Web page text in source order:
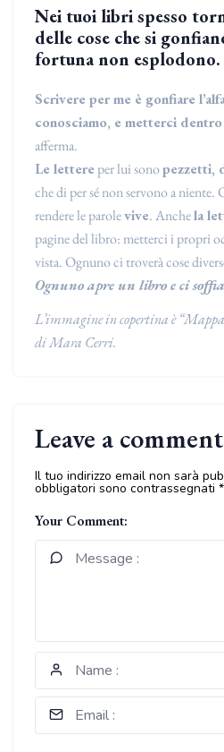
Nei tuoi libri spesso
delle cose che si
fortuna non esplodono.
Scrivere per me è gonfiare
conosciamo, e metterci
afferma.
Le lettere per lui sonopezzetti,
che di per sé non servono a niente.
rendere le parolevive. Anchela
pagine del libro: metterci i propri
vista. Ognuno ci troverà cose
Ognuno apre un libro e ci
L’immagine in copertina è
di Mara Cerri.
Leave a comment
Il tuo indirizzo email non sarà
obbligatori sono contrassegnati *
Your Comment: